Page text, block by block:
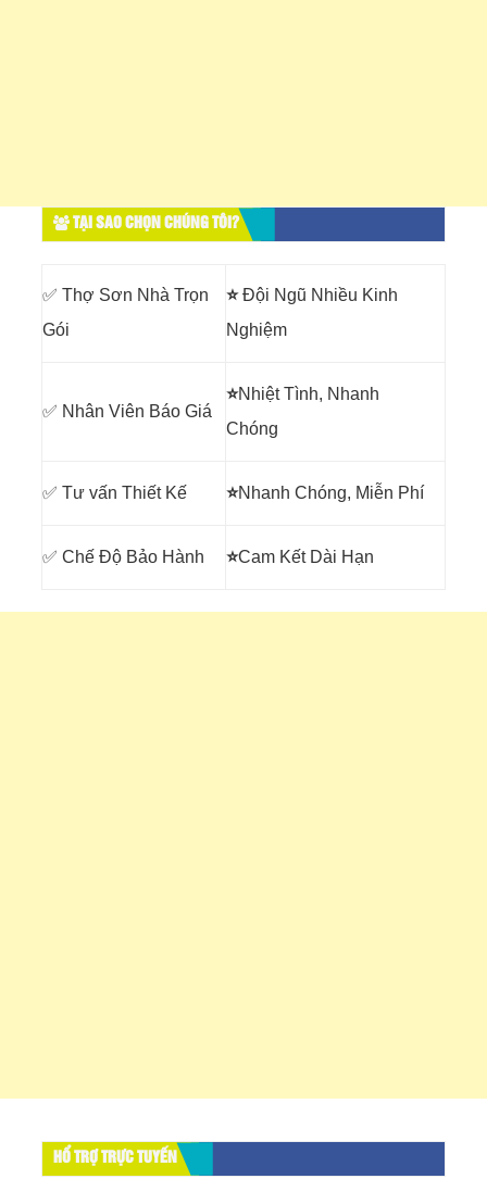
TẠI SAO CHỌN CHÚNG TÔI?
✅ Thợ Sơn Nhà Trọn
Gói
⭐Đội Ngũ Nhiều Kinh
Nghiệm
✅ Nhân Viên Báo Giá
⭐Nhiệt Tình, Nhanh
Chóng
✅ Tư vấn Thiết Kế ⭐Nhanh Chóng, Miễn Phí
✅ Chế Độ Bảo Hành ⭐Cam Kết Dài Hạn
HỔ TRỢ TRỰC TUYẾN